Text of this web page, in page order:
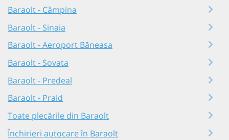
Baraolt - Câmpina
Baraolt - Sinaia
Baraolt - Aeroport Băneasa
Baraolt - Sovata
Baraolt - Predeal
Baraolt - Praid
Toate plecările din Baraolt
Închirieri autocare în Baraolt